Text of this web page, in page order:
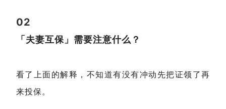
02
「夫妻互保」需要注意什么？
看了上面的解释，不知道有没有冲动先把证领了再
来投保。